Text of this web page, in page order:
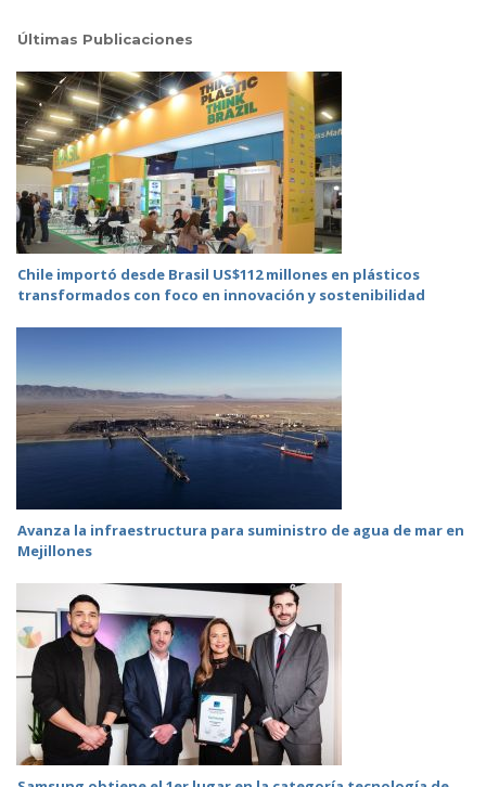
Últimas Publicaciones
Chile importó desde Brasil US$112 millones en plásticos
transformados con foco en innovación y sostenibilidad
Avanza la infraestructura para suministro de agua de mar en
Mejillones